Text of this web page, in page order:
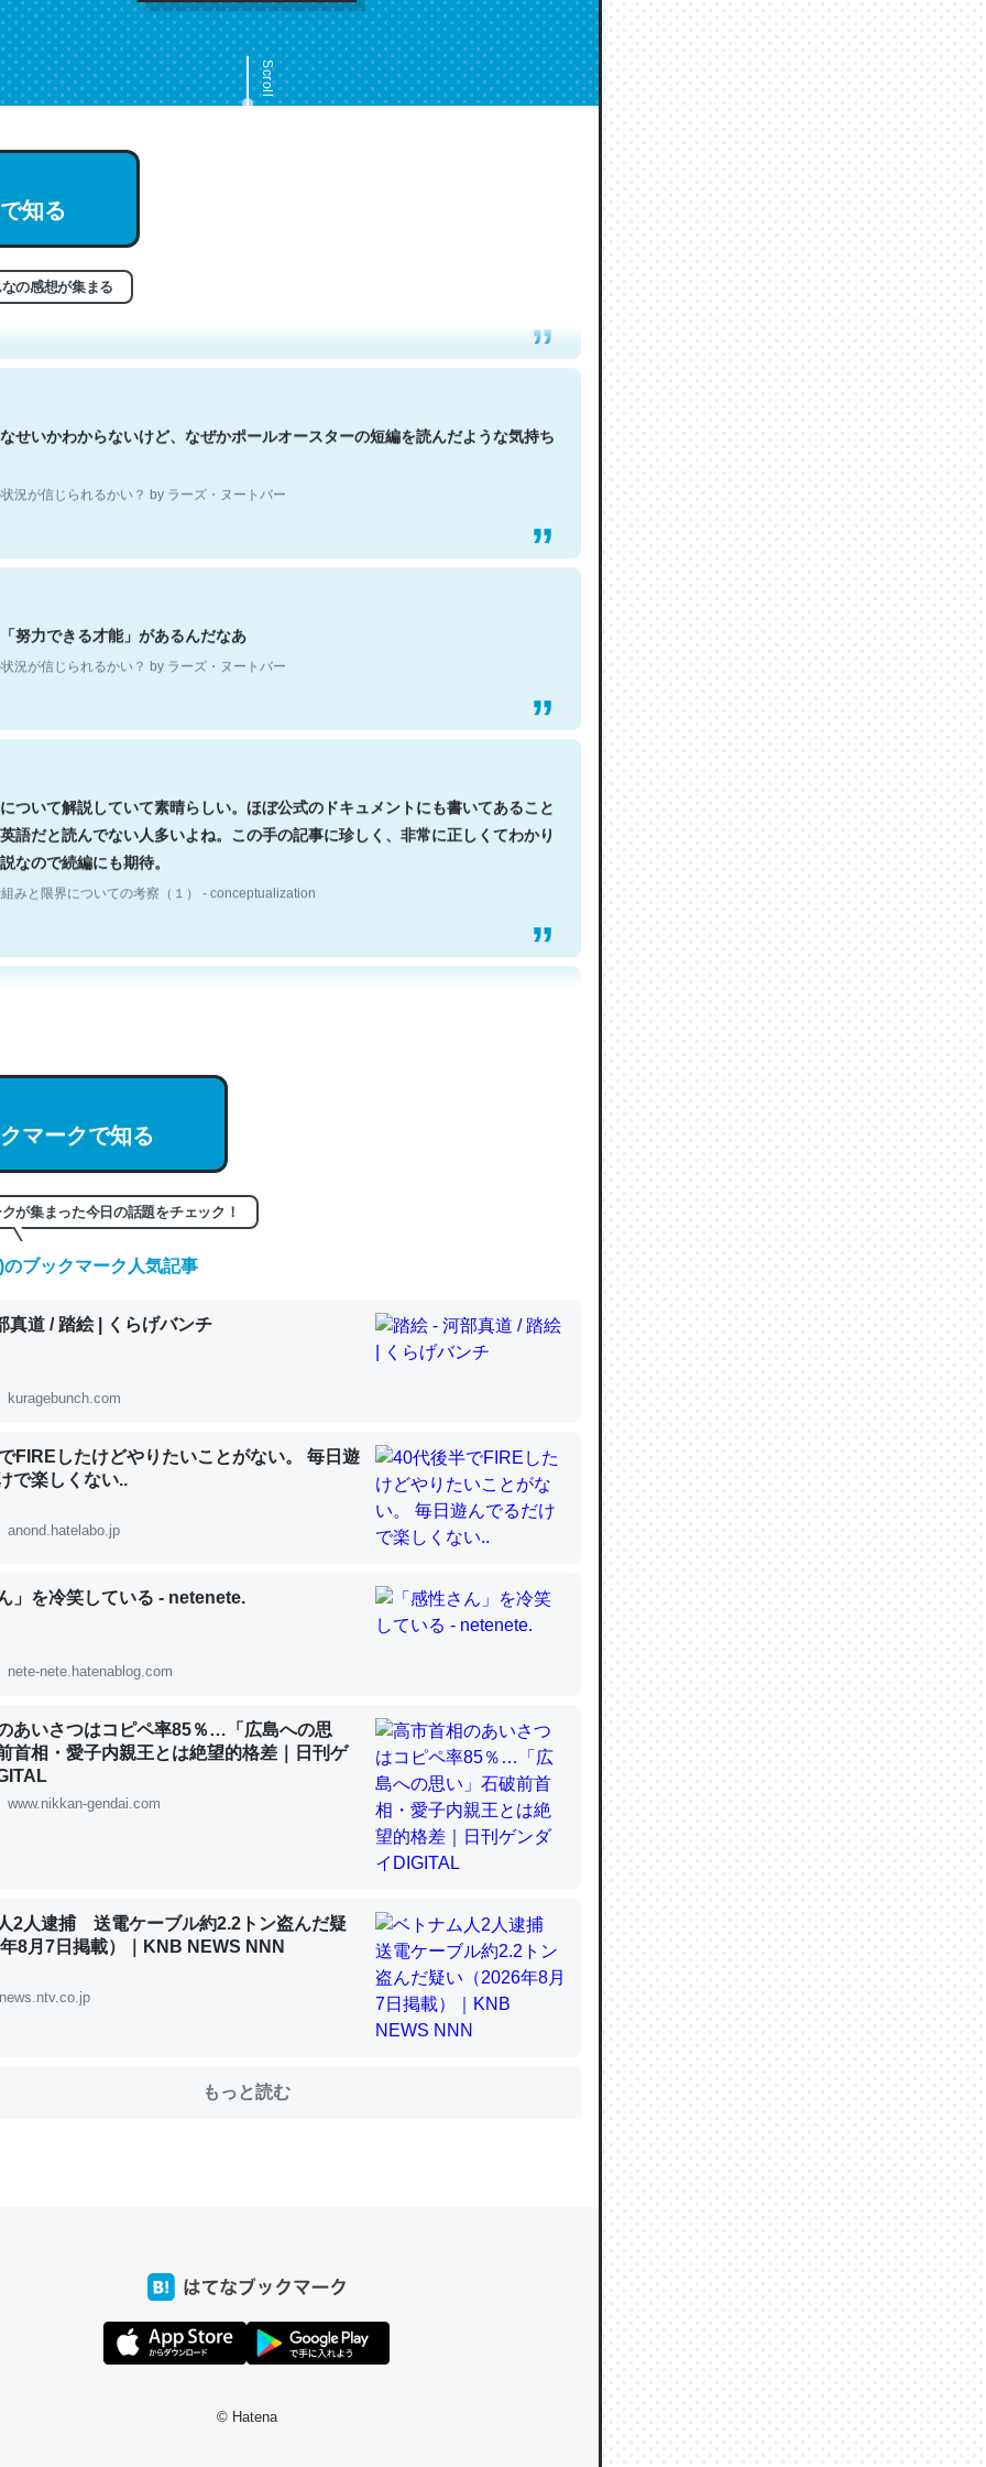
Scroll
知る
の感想が集まる
。彼はとてもクレバーなんだろうなと凄く思う。英語少しでも読める人は原文
自分はこの流れ好き。Let’s Fucking Go. Then Covid hit. Shit.
況が信じられるかい？ by ラーズ・ヌートバー
況が信じられるかい？ by ラーズ・ヌートバー
語だと読んでない人多いよね。この手の記事に珍しく、非常に正しくてわかり
なので続編にも期待。
みと限界についての考察（１） - conceptualization
事。32768トークンだと英語小説100ページ分くらい。小説でいう「ずっと前
回収されないけど、短期記憶というには多い分量。進化すればするほど分かり
なりそう
1程度。
【研究発表】昆虫学の大問題＝「昆虫はなぜ海にいないのか」に関する新仮説
淡水はカルシウムも酸素も不足してて両方に不利だから両方が拮抗してるので
て面白い。海にいる鋏角類（カブトガニ・ウミグモ）はカルシウムを使わずキ
【研究発表】昆虫学の大問題＝「昆虫はなぜ海にいないのか」に関する新仮説
考えるとカルシウムを大量に使う脊椎動物と貝類は苦労してるんだな…。腹足
【研究発表】昆虫学の大問題＝「昆虫はなぜ海にいないのか」に関する新仮説
Googleマップで位置情報を共有してる。電池残量や充電中かが分かるのでこ
で親と会える残り時間を日数にすると1週間とかの人が多いそうだけど、それ
倍以上に伸ばす効果があるはず……
マークで知る
が集まった今日の話題をチェック！
のブックマーク人気記事
真道 / 踏絵 | くらげバンチ
kuragebunch.com
FIREしたけどやりたいことがない。 毎日遊
で楽しくない..
anond.hatelabo.jp
」を冷笑している - netenete.
nete-nete.hatenablog.com
あいさつはコピペ率85％…「広島への思
首相・愛子内親王とは絶望的格差｜日刊ゲ
www.nikkan-gendai.com
2人逮捕 送電ケーブル約2.2トン盗んだ疑
8月7日掲載）｜KNB NEWS NNN
news.ntv.co.jp
もっと読む
© Hatena